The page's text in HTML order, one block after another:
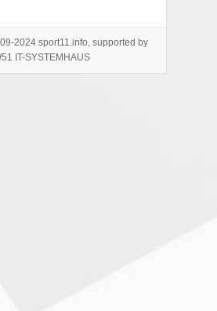
2024 sport11.info, supported by
IT-SYSTEMHAUS